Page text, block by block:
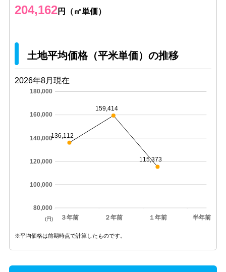
204,162円（㎡単価）
土地平均価格（平米単価）の推移
2026年8月現在
３年前 ２年前 １年前 半年前
80,000
100,000
120,000
140,000
160,000
180,000
136,112
159,414
115,373
(円)
※平均価格は前期時点で計算したものです。